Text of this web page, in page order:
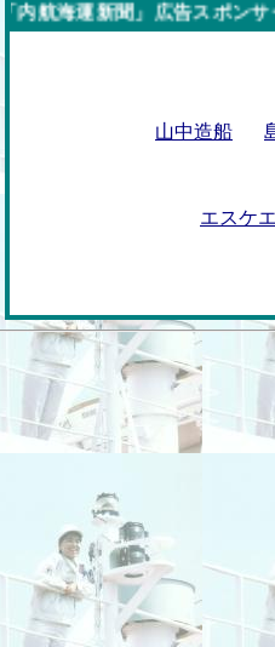
広告スポンサー企業
山中造船
エスケ